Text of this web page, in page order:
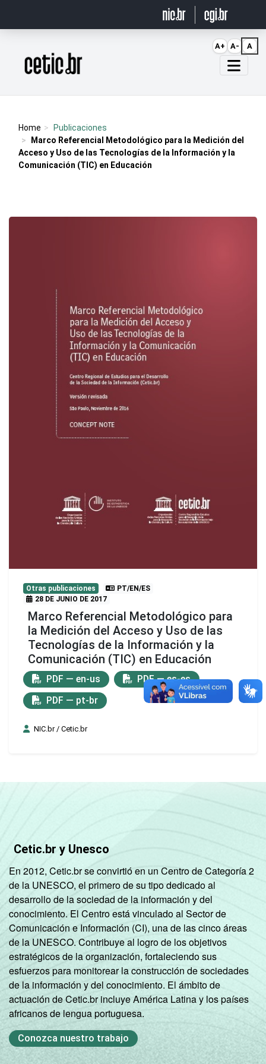
Página inicial
Home
Publicaciones
Marco Referencial Metodológico para la Medición del
Acceso y Uso de las Tecnologías de la Información y la
Comunicación (TIC) en Educación
Otras publicaciones
PT/EN/ES
28 DE JUNIO DE 2017
Marco Referencial Metodológico para
la Medición del Acceso y Uso de las
Tecnologías de la Información y la
Comunicación (TIC) en Educación
PDF — en-us
PDF — es-es
PDF — pt-br
NIC.br / Cetic.br
Cetic.br y Unesco
En 2012, Cetic.br se convirtió en un Centro de Categoría 2
de la UNESCO, el primero de su tipo dedicado al
desarrollo de la sociedad de la información y del
conocimiento. El Centro está vinculado al Sector de
Comunicación e Información (CI), una de las cinco áreas
de la UNESCO. Contribuye al logro de los objetivos
estratégicos de la organización, fortaleciendo sus
esfuerzos para monitorear la construcción de sociedades
de la información y del conocimiento. El ámbito de
actuación de Cetic.br incluye América Latina y los países
africanos de lengua portuguesa.
Conozca nuestro trabajo
A+ A- A